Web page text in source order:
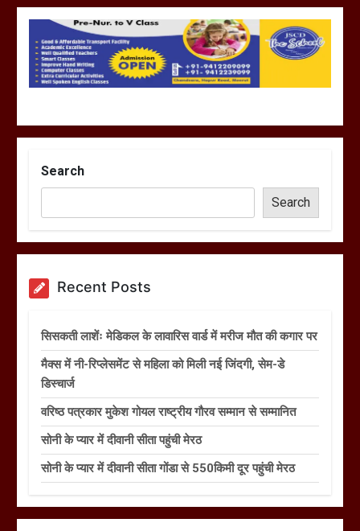
Search
Search
Recent Posts
सिसकती लाशेंः मेडिकल के लावारिस वार्ड में मरीज मौत की कगार पर
मैक्स में नी-रिप्लेसमेंट से महिला को मिली नई जिंदगी, सेम-डे
डिस्चार्ज
वरिष्ठ पत्रकार मुकेश गोयल राष्ट्रीय गौरव सम्मान से सम्मानित
सोनी के प्यार में दीवानी सीता पहुंची मेरठ
सोनी के प्यार में दीवानी सीता गोंडा से 550किमी दूर पहुंची मेरठ